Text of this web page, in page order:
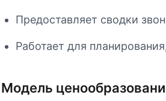
Предоставляет сводки
Работает для
Модель